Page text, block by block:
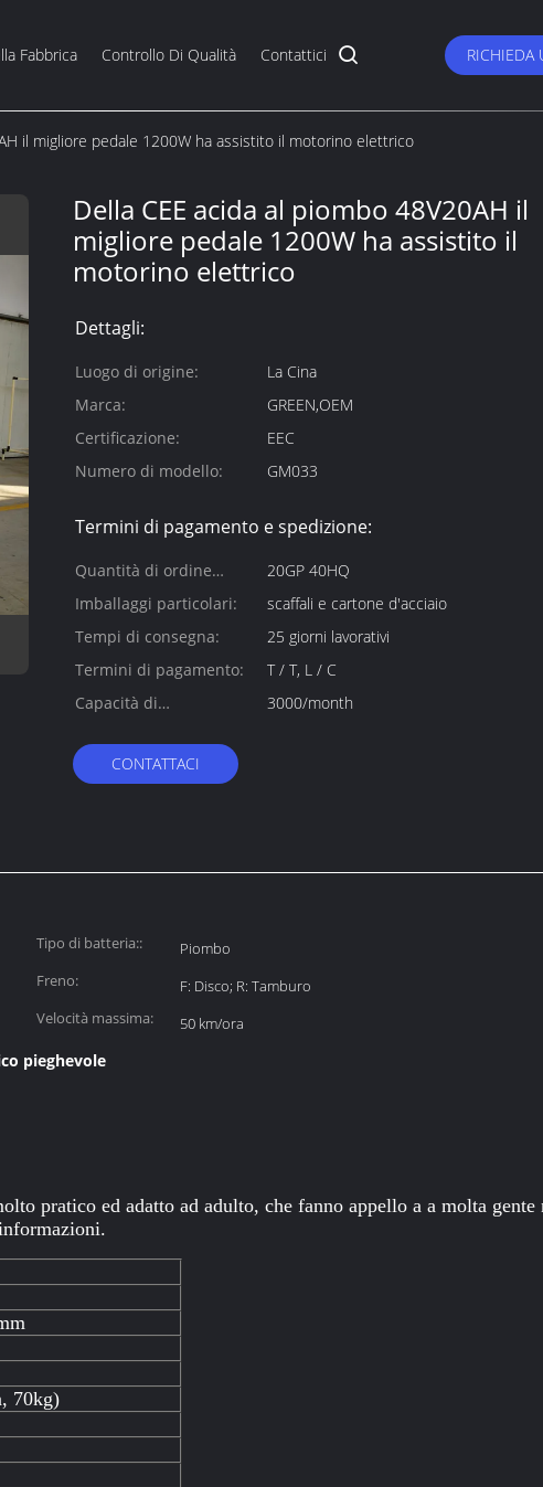
Fabbrica Controllo Di Qualità Contattici RICHIEDA
il migliore pedale 1200W ha assistito il motorino elettrico
Della CEE acida al piombo 48V20AH il
migliore pedale 1200W ha assistito il
motorino elettrico
Dettagli:
Luogo di origine:
La Cina
Marca:
GREEN,OEM
Certificazione:
EEC
Numero di modello:
GM033
Termini di pagamento e spedizione:
Quantità di ordine
minimo:
20GP 40HQ
Imballaggi particolari:
scaffali e cartone d'acciaio
Tempi di consegna:
25 giorni lavorativi
Termini di pagamento:
T / T, L / C
Capacità di
3000/month
CONTATTACI
Tipo di batteria::
Piombo
Freno:
F: Disco; R: Tamburo
Velocità massima:
50 km/ora
pieghevole
pratico ed adatto ad adulto, che fanno appello a a molta gente
70kg)